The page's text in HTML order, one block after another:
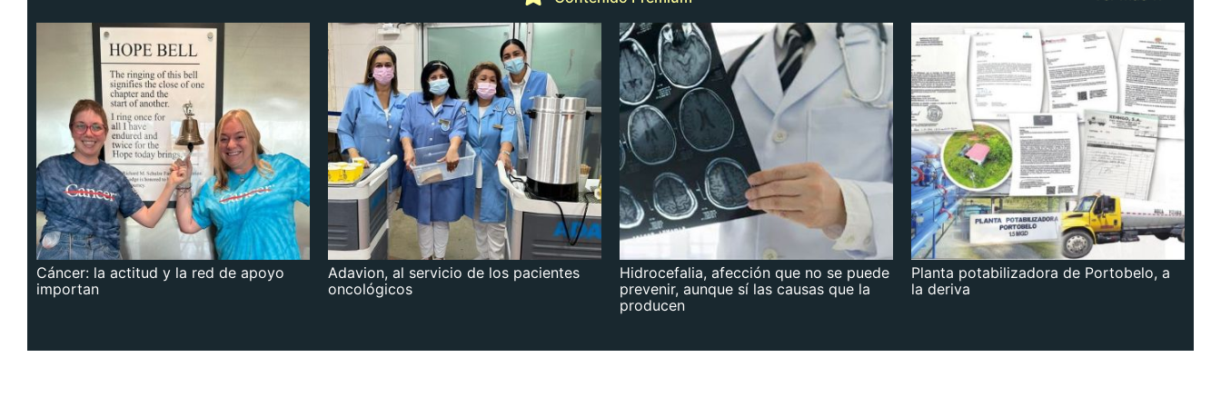
Cáncer: la actitud y la red de apoyo
importan
Adavion, al servicio de los pacientes
oncológicos
Hidrocefalia, afección que no se puede
prevenir, aunque sí las causas que la
producen
Planta potabilizadora de Portobelo, a
la deriva